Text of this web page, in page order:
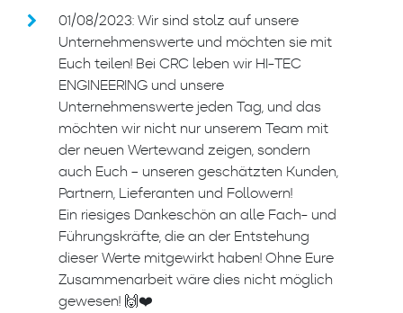
01/08/2023: Wir sind stolz auf unsere
Unternehmenswerte und möchten sie mit
Euch teilen! Bei CRC leben wir HI-TEC
ENGINEERING und unsere
Unternehmenswerte jeden Tag, und das
möchten wir nicht nur unserem Team mit
der neuen Wertewand zeigen, sondern
auch Euch – unseren geschätzten Kunden,
Partnern, Lieferanten und Followern!
Ein riesiges Dankeschön an alle Fach- und
Führungskräfte, die an der Entstehung
dieser Werte mitgewirkt haben! Ohne Eure
Zusammenarbeit wäre dies nicht möglich
gewesen! 🙌❤️